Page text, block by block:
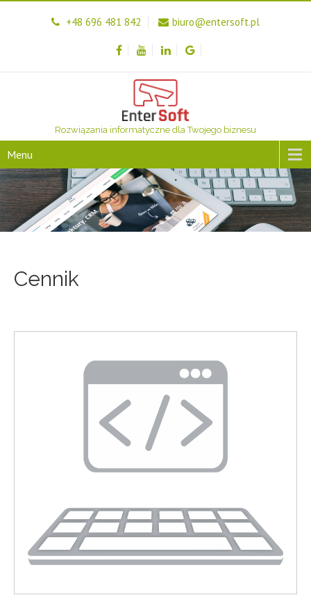
+48 696 481 842 biuro@entersoft.pl
Rozwiązania informatyczne dla Twojego biznesu
Menu
Cennik